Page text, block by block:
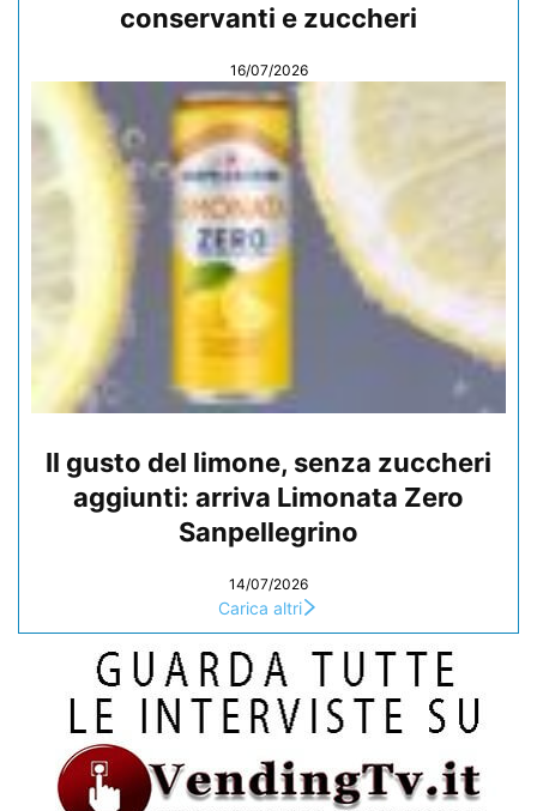
conservanti e zuccheri
16/07/2026
Il gusto del limone, senza zuccheri
aggiunti: arriva Limonata Zero
Sanpellegrino
14/07/2026
Carica altri